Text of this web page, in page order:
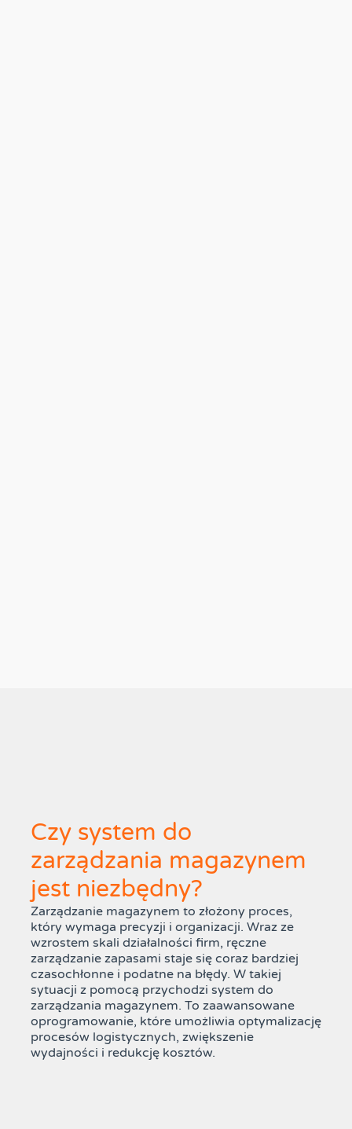
Czy system do
zarządzania magazynem
jest niezbędny?
Zarządzanie magazynem to złożony proces,
który wymaga precyzji i organizacji. Wraz ze
wzrostem skali działalności firm, ręczne
zarządzanie zapasami staje się coraz bardziej
czasochłonne i podatne na błędy. W takiej
sytuacji z pomocą przychodzi system do
zarządzania magazynem. To zaawansowane
oprogramowanie, które umożliwia optymalizację
procesów logistycznych, zwiększenie
wydajności i redukcję kosztów.